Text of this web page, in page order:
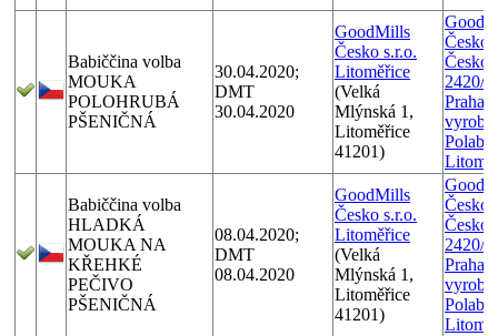
Babiččina volba
MOUKA
POLOHRUBÁ
PŠENIČNÁ
30.04.2020;
DMT
30.04.2020
GoodMills
Česko s.r.o.
Litoměřice
(Velká
Mlýnská 1,
Litoměřice
41201)
Česko
2420/
Praha
Babiččina volba
HLADKÁ
MOUKA NA
KŘEHKÉ
PEČIVO
PŠENIČNÁ
08.04.2020;
DMT
08.04.2020
GoodMills
Česko s.r.o.
Litoměřice
(Velká
Mlýnská 1,
Litoměřice
41201)
Česko
2420/
Praha